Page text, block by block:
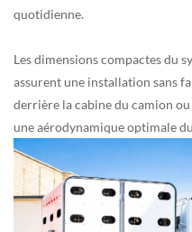
quotidienne.
Les dimensions compactes du
assurent une installation sans
derrière la cabine du camion
une aérodynamique optimale